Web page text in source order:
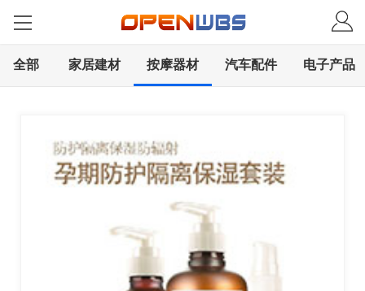
全部 家居建材 按摩器材 汽车配件 电子产品